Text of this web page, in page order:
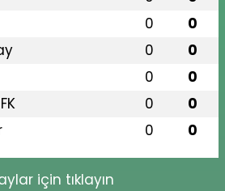
0 0
0 0
0 0
0 0
0 0
için tıklayın